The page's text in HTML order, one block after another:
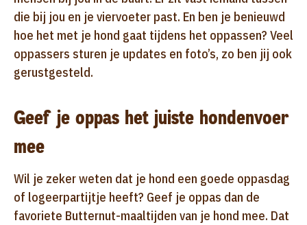
die bij jou en je viervoeter past. En ben je benieuwd
hoe het met je hond gaat tijdens het oppassen? Veel
oppassers sturen je updates en foto’s, zo ben jij ook
gerustgesteld.
Geef je oppas het juiste hondenvoer
mee
Wil je zeker weten dat je hond een goede oppasdag
of logeerpartijtje heeft? Geef je oppas dan de
favoriete Butternut-maaltijden van je hond mee. Dat